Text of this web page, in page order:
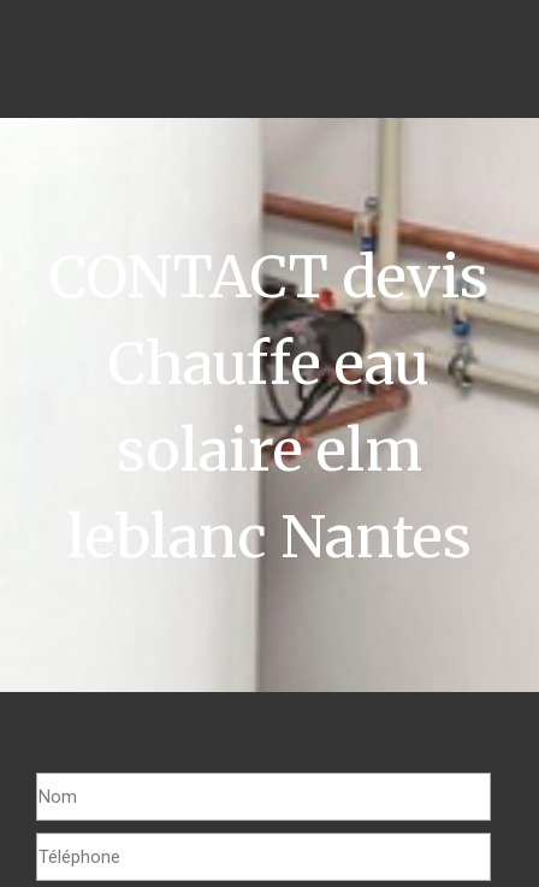
CONTACT devis
Chauffe eau
solaire elm
leblanc Nantes